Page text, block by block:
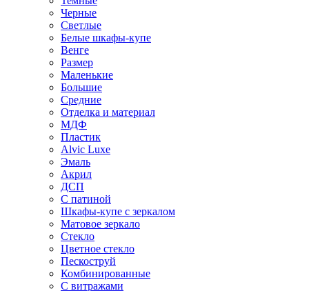
Черные
Светлые
Белые шкафы-купе
Венге
Размер
Маленькие
Большие
Средние
Отделка и материал
МДФ
Пластик
Alvic Luxe
Эмаль
Акрил
ДСП
С патиной
Шкафы-купе с зеркалом
Матовое зеркало
Стекло
Цветное стекло
Пескоструй
Комбинированные
С витражами